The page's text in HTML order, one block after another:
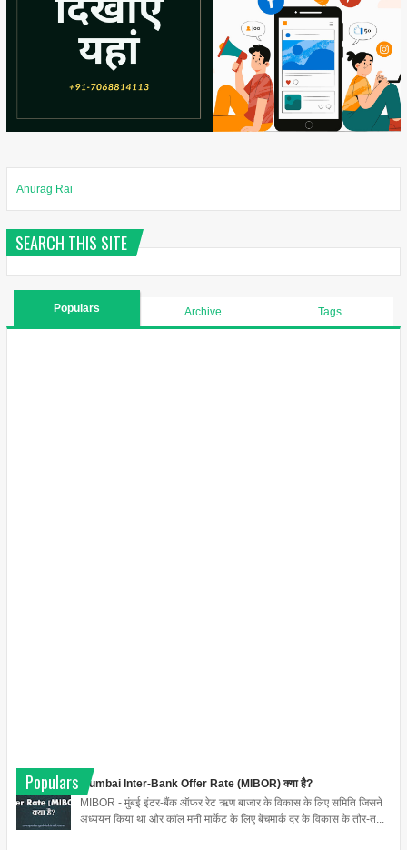
Anurag Rai
SEARCH THIS SITE
Populars Archive Tags
Populars
Mumbai Inter-Bank Offer Rate (MIBOR) क्या है?
MIBOR - मुंबई इंटर-बैंक ऑफर रेट ऋण बाजार के विकास के लिए समिति जिसने
अध्ययन किया था और कॉल मनी मार्केट के लिए बेंचमार्क दर के विकास के तौर-त...